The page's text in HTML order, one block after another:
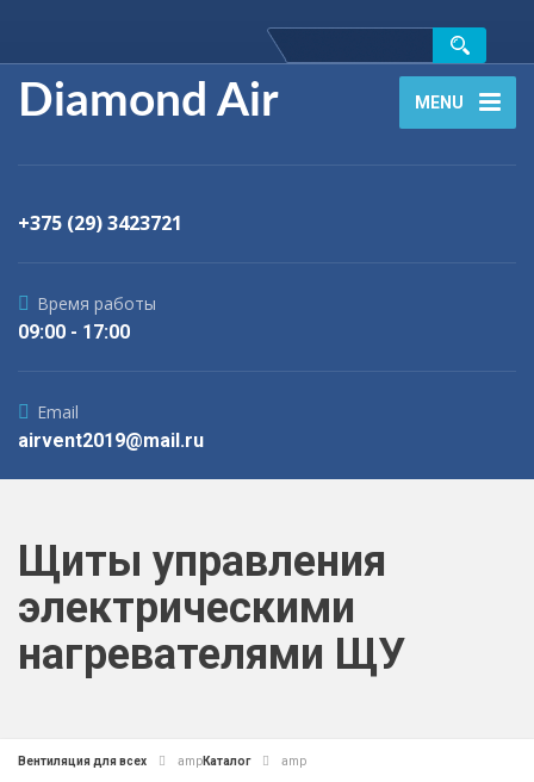
Diamond Air MENU
+375 (29) 3423721
Время работы
09:00 - 17:00
Email
airvent2019@mail.ru
Щиты управления
электрическими
нагревателями ЩУ
Вентиляция для всех ampКаталог amp